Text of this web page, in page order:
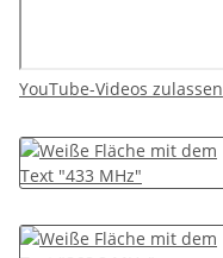
YouTube-Videos zulassen